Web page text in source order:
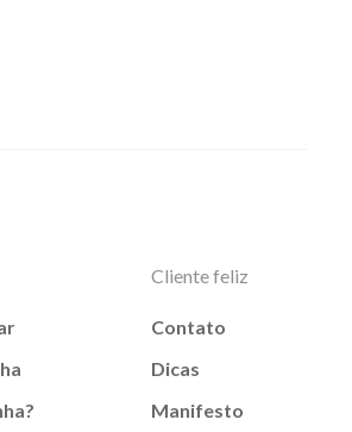
Cliente feliz
Contato
Dicas
Manifesto